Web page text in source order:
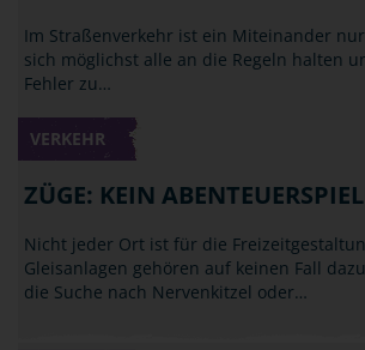
Im Straßenverkehr ist ein Miteinander
sich möglichst alle an die Regeln halten
Fehler zu…
VERKEHR
ZÜGE: KEIN
Nicht jeder Ort ist für die
Gleisanlagen gehören auf keinen Fall
die Suche nach Nervenkitzel oder…